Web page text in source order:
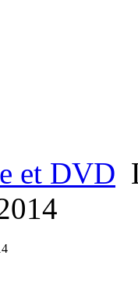
et DVD